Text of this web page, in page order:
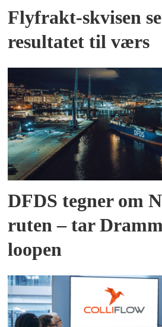
Flyfrakt-skvisen
resultatet til værs
DFDS tegner om
ruten – tar
loopen